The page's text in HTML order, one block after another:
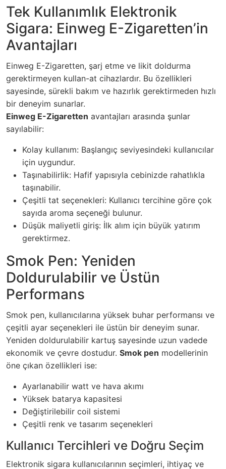
Tek Kullanımlık Elektronik
Sigara: Einweg E-Zigaretten’in
Avantajları
Einweg E-Zigaretten, şarj etme ve likit doldurma
gerektirmeyen kullan-at cihazlardır. Bu özellikleri
sayesinde, sürekli bakım ve hazırlık gerektirmeden hızlı
bir deneyim sunarlar.
Einweg E-Zigaretten avantajları arasında şunlar
sayılabilir:
Kolay kullanım: Başlangıç seviyesindeki kullanıcılar
için uygundur.
Taşınabilirlik: Hafif yapısıyla cebinizde rahatlıkla
taşınabilir.
Çeşitli tat seçenekleri: Kullanıcı tercihine göre çok
sayıda aroma seçeneği bulunur.
Düşük maliyetli giriş: İlk alım için büyük yatırım
gerektirmez.
Smok Pen: Yeniden
Doldurulabilir ve Üstün
Performans
Smok pen, kullanıcılarına yüksek buhar performansı ve
çeşitli ayar seçenekleri ile üstün bir deneyim sunar.
Yeniden doldurulabilir kartuş sayesinde uzun vadede
ekonomik ve çevre dostudur. Smok pen modellerinin
öne çıkan özellikleri ise:
Ayarlanabilir watt ve hava akımı
Yüksek batarya kapasitesi
Değiştirilebilir coil sistemi
Çeşitli renk ve tasarım seçenekleri
Kullanıcı Tercihleri ve Doğru Seçim
Elektronik sigara kullanıcılarının seçimleri, ihtiyaç ve